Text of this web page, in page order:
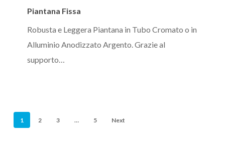
FissaPiantana Fissa
Robusta e Leggera Piantana in Tubo Cromato o in
Alluminio Anodizzato Argento. Grazie al
supporto…
1 2 3 … 5 Next